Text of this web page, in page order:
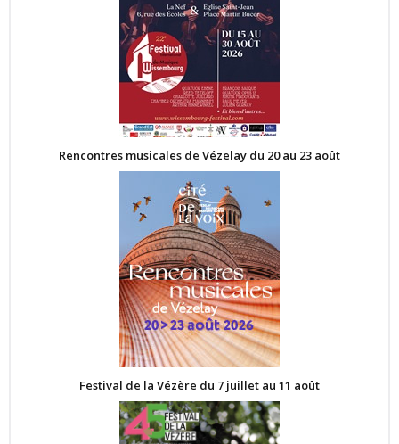
Rencontres musicales de Vézelay du 20 au 23 août
Festival de la Vézère du 7 juillet au 11 août